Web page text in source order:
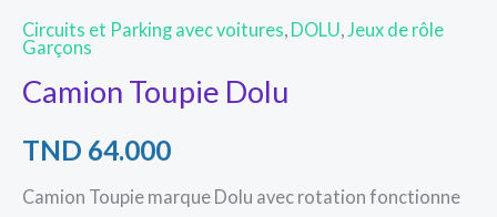
Circuits et Parking avec voitures DOLU Jeux de rôle
Garçons
Camion Toupie Dolu
TND 64.000
Camion Toupie marque Dolu avec rotation fonctionne